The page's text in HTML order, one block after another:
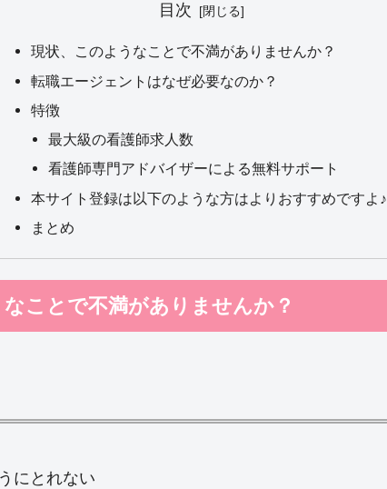
目次
現状、このようなことで不満がありませんか？
転職エージェントはなぜ必要なのか？
特徴
最大級の看護師求人数
看護師専門アドバイザーによる無料サポート
本サイト登録は以下のような方はよりおすすめですよ♪
まとめ
ことで不満がありませんか？
にとれない